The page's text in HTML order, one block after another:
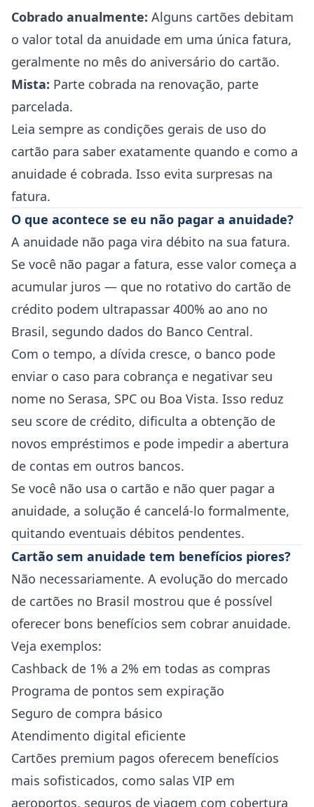
Cobrado anualmente: Alguns cartões debitam
o valor total da anuidade em uma única fatura,
geralmente no mês do aniversário do cartão.
Mista: Parte cobrada na renovação, parte
parcelada.
Leia sempre as condições gerais de uso do
cartão para saber exatamente quando e como a
anuidade é cobrada. Isso evita surpresas na
fatura.
O que acontece se eu não pagar a anuidade?
A anuidade não paga vira débito na sua fatura.
Se você não pagar a fatura, esse valor começa a
acumular juros — que no rotativo do cartão de
crédito podem ultrapassar 400% ao ano no
Brasil, segundo dados do Banco Central.
Com o tempo, a dívida cresce, o banco pode
enviar o caso para cobrança e negativar seu
nome no Serasa, SPC ou Boa Vista. Isso reduz
seu score de crédito, dificulta a obtenção de
novos empréstimos e pode impedir a abertura
de contas em outros bancos.
Se você não usa o cartão e não quer pagar a
anuidade, a solução é cancelá-lo formalmente,
quitando eventuais débitos pendentes.
Cartão sem anuidade tem benefícios piores?
Não necessariamente. A evolução do mercado
de cartões no Brasil mostrou que é possível
oferecer bons benefícios sem cobrar anuidade.
Veja exemplos:
Cashback de 1% a 2% em todas as compras
Programa de pontos sem expiração
Seguro de compra básico
Atendimento digital eficiente
Cartões premium pagos oferecem benefícios
mais sofisticados, como salas VIP em
aeroportos, seguros de viagem com cobertura